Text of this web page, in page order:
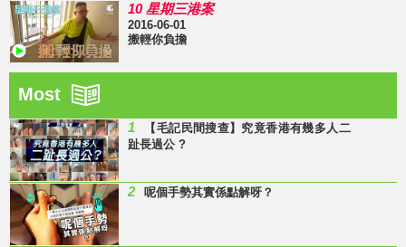
10 星期三港案
2016-06-01
搬輕你負擔
Most
1
【毛記民間搜查】究竟香港有幾多人二
趾長過公 ?
2 呢個手勢其實係點解呀？